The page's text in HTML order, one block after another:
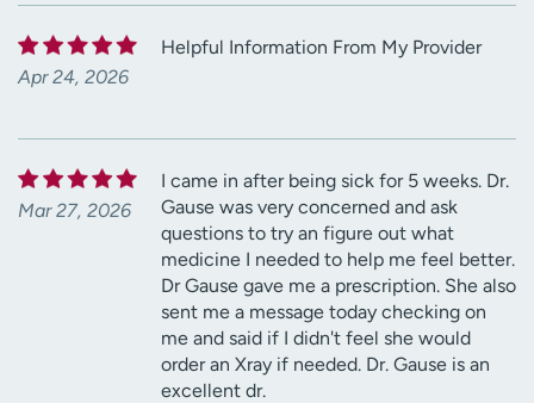
Apr 24, 2026
Helpful Information From My Provider
Mar 27, 2026
I came in after being sick for 5 weeks. Dr.
Gause was very concerned and ask
questions to try an figure out what
medicine I needed to help me feel better.
Dr Gause gave me a prescription. She also
sent me a message today checking on
me and said if I didn't feel she would
order an Xray if needed. Dr. Gause is an
excellent dr.